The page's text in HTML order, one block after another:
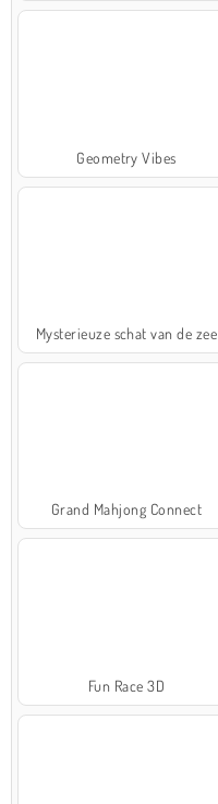
Geometry Vibes
Mysterieuze schat van de zee
Grand Mahjong Connect
Fun Race 3D